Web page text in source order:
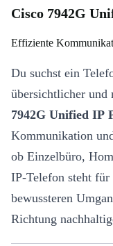
Cisco 7942G
Effiziente
Du suchst ein
übersichtlicher und
7942G Unified IP
Kommunikation
ob Einzelbüro,
IP-Telefon steht
bewussteren
Richtung